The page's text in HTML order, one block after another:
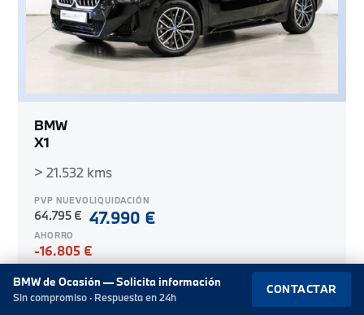
BMW
X1
> 21.532 kms
PVP NUEVO
64.795 €
LIQUIDACIÓN
47.990 €
AHORRO
-16.805 €
ME INTERESA
BMW de Ocasión — Solicita información
Sin compromiso · Respuesta en 24h
CONTACTAR